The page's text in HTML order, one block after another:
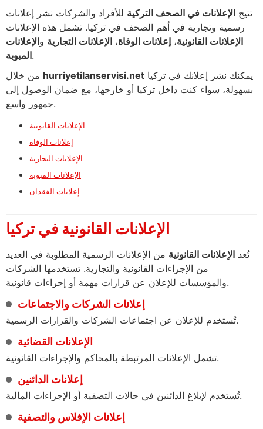
تتيح الإعلانات في الصحف التركية للأفراد والشركات نشر إعلانات
رسمية وتجارية في أهم الصحف في تركيا. تشمل هذه الإعلانات
الإعلانات القانونية، إعلانات الوفاة، الإعلانات التجارية والإعلانات
المبوبة.
hurriyetilanservisi.net
بسهولة، سواء كنت داخل تركيا أو خارجها، مع ضمان الوصول إلى
جمهور واسع.
الإعلانات القانونية
إعلانات الوفاة
الإعلانات التجارية
الإعلانات المبوبة
إعلانات الفقدان
الإعلانات القانونية في تركيا
تُعد الإعلانات القانونية من الإعلانات الرسمية المطلوبة في العديد
من الإجراءات القانونية والتجارية. تستخدمها الشركات
والمؤسسات للإعلان عن قرارات مهمة أو إجراءات قانونية.
إعلانات الشركات والاجتماعات
تُستخدم للإعلان عن اجتماعات الشركات والقرارات الرسمية.
الإعلانات القضائية
تشمل الإعلانات المرتبطة بالمحاكم والإجراءات القانونية.
إعلانات الدائنين
تُستخدم لإبلاغ الدائنين في حالات التصفية أو الإجراءات المالية.
إعلانات الإفلاس والتصفية